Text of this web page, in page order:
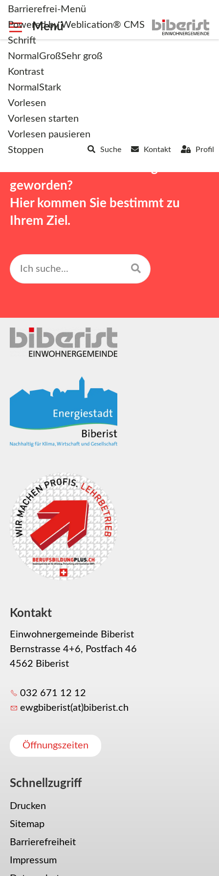
Barrierefrei-Menü
Powered by Weblication® CMS
Schrift
Normal GroßSehr groß
Kontrast
Normal Stark
Vorlesen
Vorlesen starten
Vorlesen pausieren
Stoppen
Profil
Kontakt
Suche
<< Zurück zur Übersicht
geworden?
Hier kommen Sie bestimmt zu
Ihrem Ziel.
Kontakt
Einwohnergemeinde Biberist
Bernstrasse 4+6, Postfach 46
4562 Biberist
032 671 12 12
ewgbiberist(at)biberist.ch
Öffnungszeiten
Schnellzugriff
Drucken
Sitemap
Barrierefreiheit
Impressum